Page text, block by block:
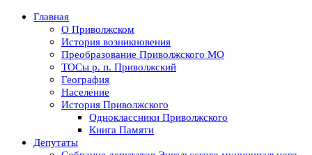
Главная
О Приволжском
История возникновения
Преобразование Приволжского МО
ТОСы р. п. Приволжский
География
Население
История Приволжского
Одноклассники Приволжского
Книга Памяти
Депутаты